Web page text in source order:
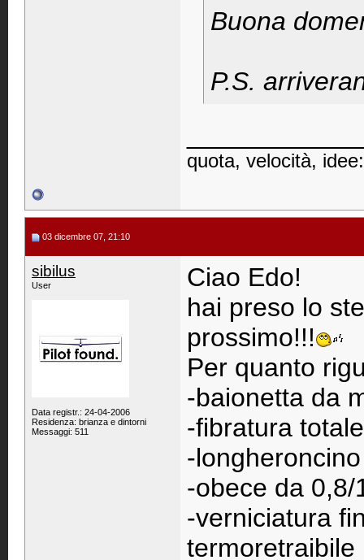
Buona
P.S.
quota, velocità,
03 dicembre 07, 21:10
sibilus
User
Data registr.: 24-04-2006
Residenza: brianza e dintorni
Messaggi: 511
Ciao Edo!
hai preso lo
prossimo!!!
Per quanto
-baionetta da
-fibratura
-
-obece da 0,8/
-verniciatura
termoretraibile